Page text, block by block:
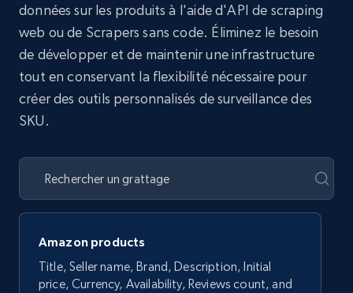
données sur les produits à l'aide d'API de scraping
web ou de Scrapers sans code. Éliminez le besoin
de développer et de maintenir une infrastructure
tout en conservant la flexibilité nécessaire pour
créer des outils personnalisés de surveillance des
SKU.
Amazon products
Title, Seller name, Brand, Description, Initial
price, Currency, Availability, Reviews count, and